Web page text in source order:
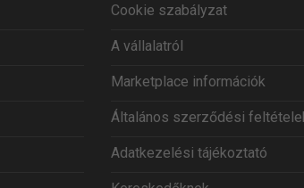
Cookie szabályzat
A vállalatról
Marketplace információk
Általános szerződési
Adatkezelési tájékoztató